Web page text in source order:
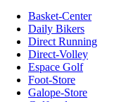
Basket-Center
Daily Bikers
Direct Running
Direct-Volley
Espace Golf
Foot-Store
Galope-Store